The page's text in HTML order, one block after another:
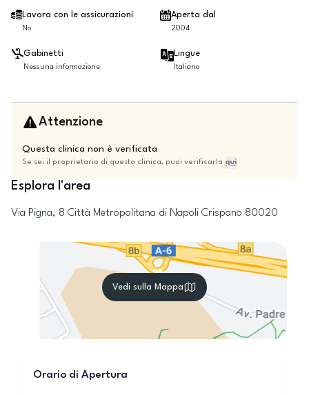
Lavora con le assicurazioni
No
Aperta dal
2004
Gabinetti
Nessuna informazione
Lingue
Italiano
Attenzione
Questa clinica non è verificata
Se sei il proprietario di questa clinica, puoi verificarla qui
Esplora l'area
Via Pigna, 8 Città Metropolitana di Napoli Crispano 80020
Vedi sulla Mappa
Orario di Apertura